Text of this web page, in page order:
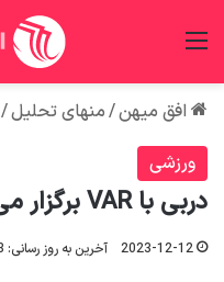
افق میهن/منهای تحلیل/
ورزشی
دربی با VAR برگزار می‌شود
2023-12-12 آخرین به روز رسانی: 2023-12-12